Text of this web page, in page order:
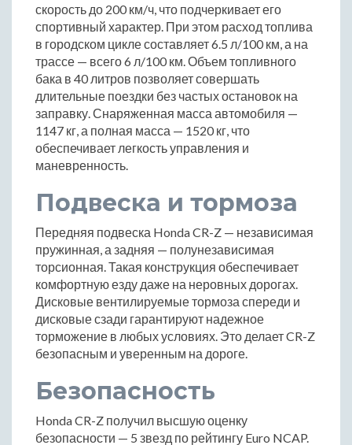
скорость до 200 км/ч, что подчеркивает его
спортивный характер. При этом расход топлива
в городском цикле составляет 6.5 л/100 км, а на
трассе — всего 6 л/100 км. Объем топливного
бака в 40 литров позволяет совершать
длительные поездки без частых остановок на
заправку. Снаряженная масса автомобиля —
1147 кг, а полная масса — 1520 кг, что
обеспечивает легкость управления и
маневренность.
Подвеска и тормоза
Передняя подвеска Honda CR-Z — независимая
пружинная, а задняя — полунезависимая
торсионная. Такая конструкция обеспечивает
комфортную езду даже на неровных дорогах.
Дисковые вентилируемые тормоза спереди и
дисковые сзади гарантируют надежное
торможение в любых условиях. Это делает CR-Z
безопасным и уверенным на дороге.
Безопасность
Honda CR-Z получил высшую оценку
безопасности — 5 звезд по рейтингу Euro NCAP.